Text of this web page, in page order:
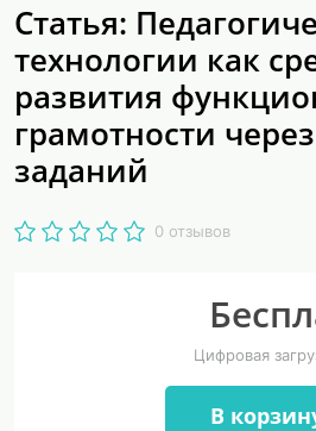
Статья:
технологии как
развития
грамотности
заданий
0 отзывов
Цифровая
В